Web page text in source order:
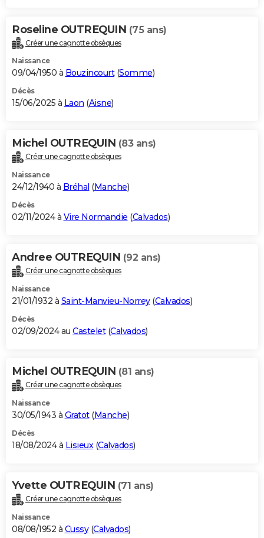
Roseline OUTREQUIN (75 ans)
Créer une cagnotte obsèques
Naissance
09/04/1950 à Bouzincourt(Somme)
Décès
15/06/2025 à Laon (Aisne)
Michel OUTREQUIN (83 ans)
Créer une cagnotte obsèques
Naissance
24/12/1940 à Bréhal (Manche)
Décès
02/11/2024 à Vire Normandie (Calvados)
Andree OUTREQUIN (92 ans)
Créer une cagnotte obsèques
Naissance
21/01/1932 à Saint-Manvieu-Norrey(Calvados)
Décès
02/09/2024 au Castelet(Calvados)
Michel OUTREQUIN (81 ans)
Créer une cagnotte obsèques
Naissance
30/05/1943 à Gratot(Manche)
Décès
18/08/2024 à Lisieux(Calvados)
Yvette OUTREQUIN (71 ans)
Créer une cagnotte obsèques
Naissance
08/08/1952 à Cussy(Calvados)